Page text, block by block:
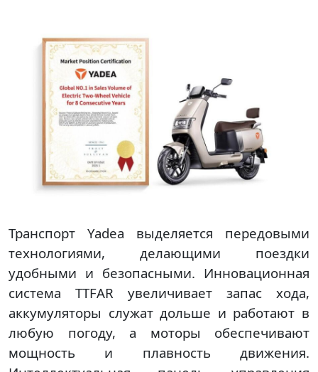
Транспорт Yadea выделяется передовыми
технологиями, делающими поездки
удобными и безопасными. Инновационная
система TTFAR увеличивает запас хода,
аккумуляторы служат дольше и работают в
любую погоду, а моторы обеспечивают
мощность и плавность движения.